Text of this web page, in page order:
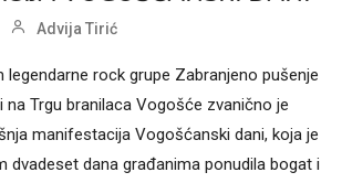
Advija Tirić
legendarne rock grupe Zabranjeno pušenje
Trgu branilaca Vogošće zvanično je
manifestacija Vogošćanski dani, koja je
dvadeset dana građanima ponudila bogat i